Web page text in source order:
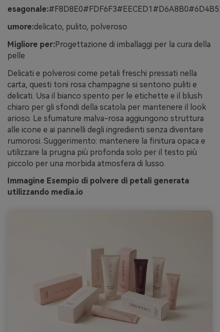
esagonale:
umore:delicato, pulito, polveroso
Migliore per:Progettazione di imballaggi per la cura della
pelle
Delicati e polverosi come petali freschi pressati nella
carta, questi toni rosa champagne si sentono puliti e
delicati. Usa il bianco spento per le etichette e il blush
chiaro per gli sfondi della scatola per mantenere il look
arioso. Le sfumature malva-rosa aggiungono struttura
alle icone e ai pannelli degli ingredienti senza diventare
rumorosi. Suggerimento: mantenere la finitura opaca e
utilizzare la prugna più profonda solo per il testo più
piccolo per una morbida atmosfera di lusso.
Immagine Esempio di polvere di petali generata
utilizzando media.io